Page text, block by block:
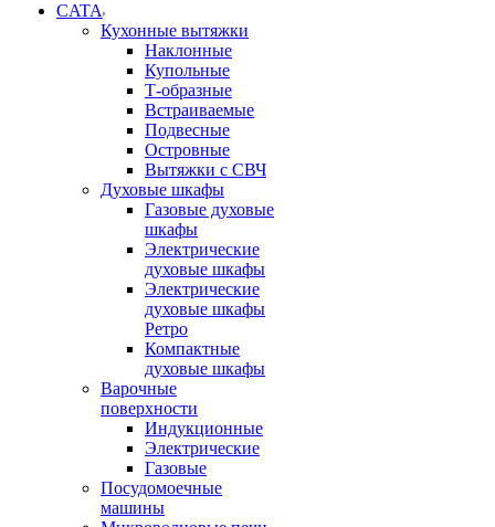
CATA
Кухонные вытяжки
Наклонные
Купольные
Т-образные
Встраиваемые
Подвесные
Островные
Вытяжки с СВЧ
Духовые шкафы
Газовые духовые
шкафы
Электрические
духовые шкафы
Электрические
духовые шкафы
Ретро
Компактные
духовые шкафы
Варочные
поверхности
Индукционные
Электрические
Газовые
Посудомоечные
машины